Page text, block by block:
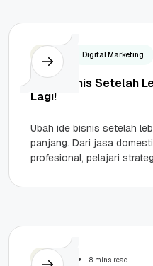
Bisnis Digital Marketing
7 Ide Bisnis Setelah
Lagi!
Ubah ide bisnis setelah
panjang. Dari jasa
profesional, pelajari
Tutorial 8 mins read